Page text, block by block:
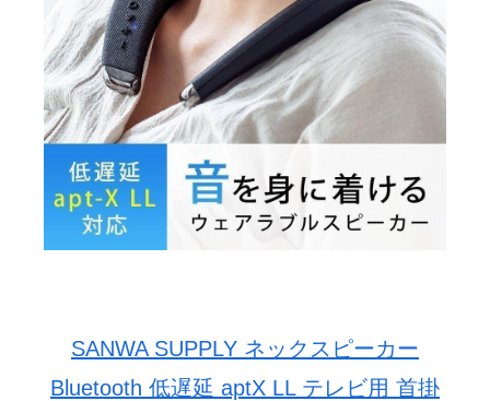
SANWA SUPPLY ネックスピーカー
Bluetooth 低遅延 aptX LL テレビ用 首掛